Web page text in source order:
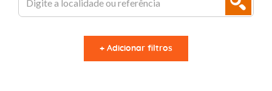
+ Adicionar filtros